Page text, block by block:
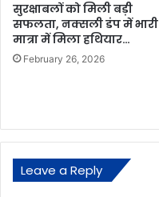
सुरक्षाबलों को मिली बड़ी
सफलता, नक्सली डंप में भारी
मात्रा में मिला हथियार…
February 26, 2026
Leave a Reply